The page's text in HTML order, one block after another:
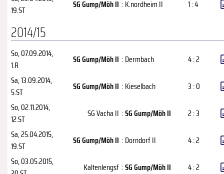
19.ST
SG Gump/Möh II : K.nordheim II 1 : 4
2014/15
So, 07.09.2014,
1.R
SG Gump/Möh II : Dermbach
4 : 2
Sa, 13.09.2014,
5.ST
SG Gump/Möh II : Kieselbach
3 : 0
So, 02.11.2014,
12.ST
SG Vacha II :SG Gump/Möh II
2 : 3
Sa, 25.04.2015,
19.ST
SG Gump/Möh II : Dorndorf II
4 : 2
So, 03.05.2015,
Kaltenlengsf :SG Gump/Möh II
4 : 2